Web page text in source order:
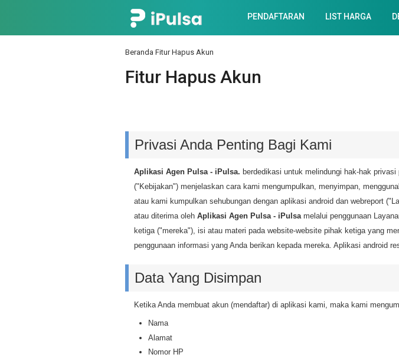
PENDAFTARAN LIST HARGA
Beranda Fitur Hapus Akun
Fitur Hapus Akun
Privasi Anda Penting Bagi Kami
Aplikasi Agen Pulsa - iPulsa. berdedikasi untuk melindungi hak-hak
("Kebijakan") menjelaskan cara kami mengumpulkan, menyimpan,
atau kami kumpulkan sehubungan dengan aplikasi android dan webreport
atau diterima oleh Aplikasi Agen Pulsa - iPulsamelalui penggunaan
ketiga ("mereka"), isi atau materi pada website-website pihak ketiga yang
penggunaan informasi yang Anda berikan kepada mereka. Aplikasi android
Data Yang Disimpan
Ketika Anda membuat akun (mendaftar) di aplikasi kami, maka kami
Nama
Alamat
Nomor HP